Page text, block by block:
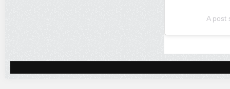
A post